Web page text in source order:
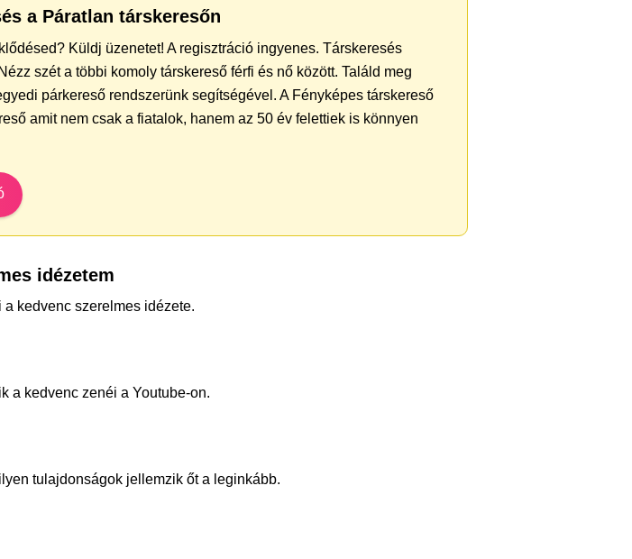
a Páratlan társkeresőn
Küldj üzenetet! A regisztráció ingyenes. Társkeresés
szét a többi komoly társkereső férfi és nő között. Találd meg
párkereső rendszerünk segítségével. A Fényképes társkereső
amit nem csak a fiatalok, hanem az 50 év felettiek is könnyen
idézetem
a kedvenc szerelmes idézete.
a kedvenc zenéi a Youtube-on.
tulajdonságok jellemzik őt a leginkább.